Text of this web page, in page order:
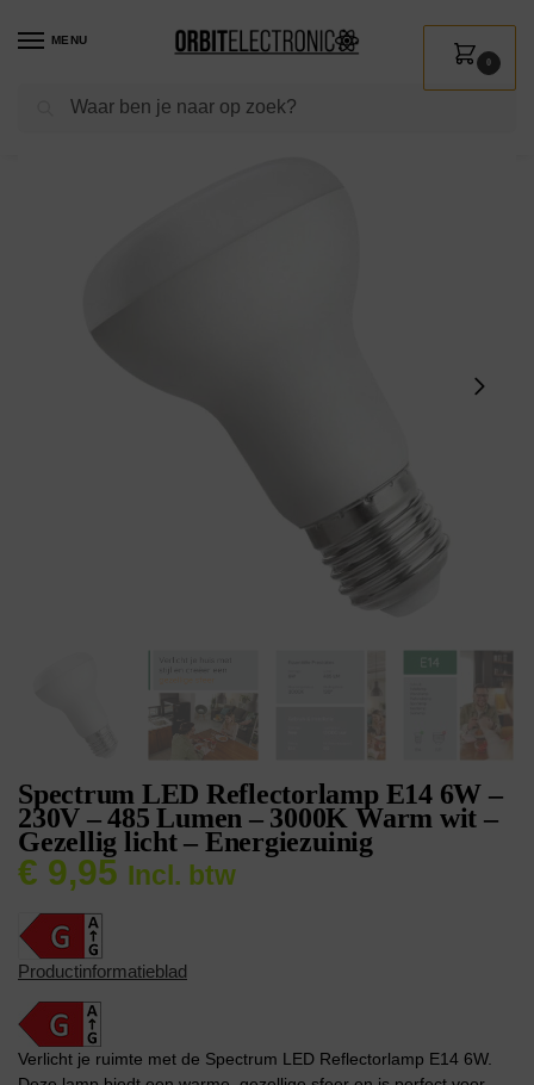
MENU
Zoeken
0
Shop / Verlichting / Lichtbronnen
Spectrum LED Reflectorlamp E14 6W –
230V – 485 Lumen – 3000K Warm wit –
Gezellig licht – Energiezuinig
€ 9,95 Incl. btw
Productinformatieblad
Verlicht je ruimte met de Spectrum LED Reflectorlamp E14 6W.